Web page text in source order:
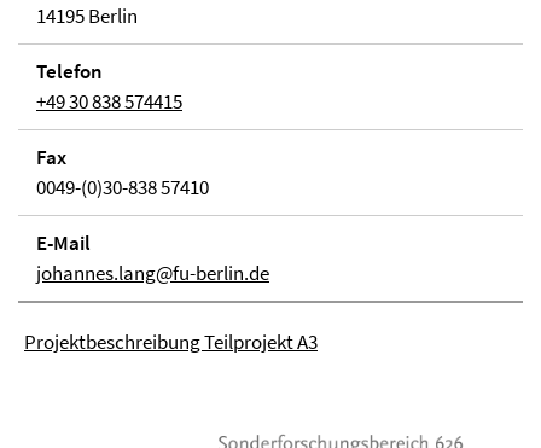
14195 Berlin
Telefon
+49 30 838 574415
Fax
0049-(0)30-838 57410
E-Mail
johannes.lang@fu-berlin.de
Projektbeschreibung Teilprojekt A3